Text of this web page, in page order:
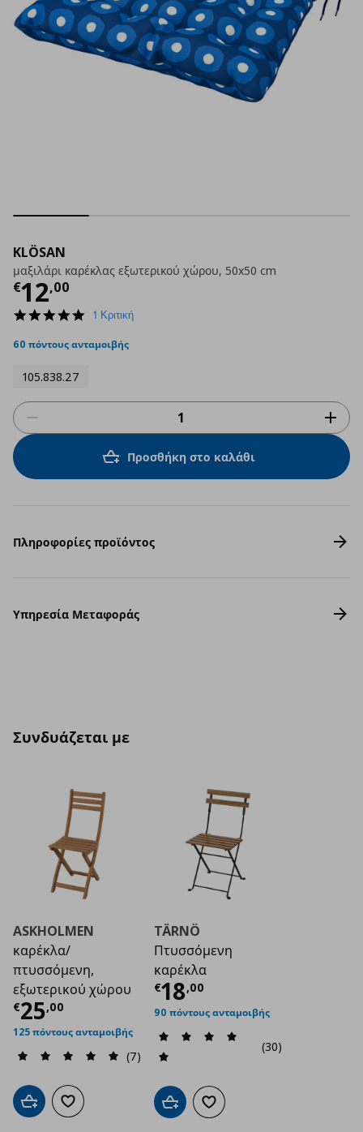
KLÖSAN
μαξιλάρι καρέκλας εξωτερικού χώρου, 50x50 cm
€12,00
Τρέχουσα τιμή
5.0
rating
1 Κριτική
60 πόντους ανταμοιβής
105.838.27
Προσθήκη στο καλάθι
Πληροφορίες προϊόντος
Υπηρεσία Μεταφοράς
Συνδυάζεται με
ASKHOLMEN
καρέκλα/
πτυσσόμενη,
εξωτερικού χώρου
€25,00
Τρέχουσα τιμή€ 25,00
125 πόντους ανταμοιβής
(7)
Προσθήκη στο καλάθι
Προσθήκη στα αγαπημένα
TÄRNÖ
Πτυσσόμενη
καρέκλα
€18,00
Τρέχουσα τιμή
90 πόντους ανταμοιβής
(30)
Προσθήκη στο καλάθι
Προσθήκη στα αγαπημένα